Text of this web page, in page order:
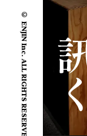
© ENJIN Inc. ALL RIGHTS RESERVED.